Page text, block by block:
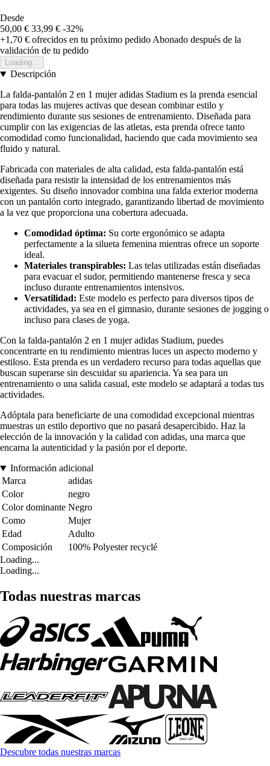
Desde
50,00 € 33,99 € -32%
+1,70 € ofrecidos en tu próximo pedidoAbonado después de la
validación de tu pedido
Loading...
Descripción
La falda-pantalón 2 en 1 mujer adidas Stadium es la prenda esencial
para todas las mujeres activas que desean combinar estilo y
rendimiento durante sus sesiones de entrenamiento. Diseñada para
cumplir con las exigencias de las atletas, esta prenda ofrece tanto
comodidad como funcionalidad, haciendo que cada movimiento sea
fluido y natural.
Fabricada con materiales de alta calidad, esta falda-pantalón está
diseñada para resistir la intensidad de los entrenamientos más
exigentes. Su diseño innovador combina una falda exterior moderna
con un pantalón corto integrado, garantizando libertad de movimiento
a la vez que proporciona una cobertura adecuada.
Comodidad óptima: Su corte ergonómico se adapta
perfectamente a la silueta femenina mientras ofrece un soporte
ideal.
Materiales transpirables: Las telas utilizadas están diseñadas
para evacuar el sudor, permitiendo mantenerse fresca y seca
incluso durante entrenamientos intensivos.
Versatilidad: Este modelo es perfecto para diversos tipos de
actividades, ya sea en el gimnasio, durante sesiones de jogging o
incluso para clases de yoga.
Con la falda-pantalón 2 en 1 mujer adidas Stadium, puedes
concentrarte en tu rendimiento mientras luces un aspecto moderno y
estiloso. Esta prenda es un verdadero recurso para todas aquellas que
buscan superarse sin descuidar su apariencia. Ya sea para un
entrenamiento o una salida casual, este modelo se adaptará a todas tus
actividades.
Adóptala para beneficiarte de una comodidad excepcional mientras
muestras un estilo deportivo que no pasará desapercibido. Haz la
elección de la innovación y la calidad con adidas, una marca que
encarna la autenticidad y la pasión por el deporte.
Información adicional
Marca
adidas
Color
negro
Color dominante Negro
Como
Mujer
Edad
Adulto
Composición
100% Polyester recyclé
Loading...
Loading...
Todas nuestras marcas
Descubre todas nuestras marcas